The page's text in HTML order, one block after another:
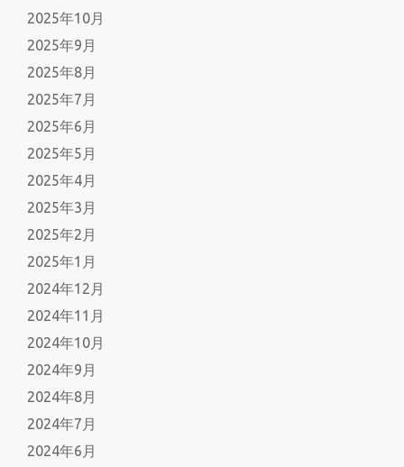
2025年10月
2025年9月
2025年8月
2025年7月
2025年6月
2025年5月
2025年4月
2025年3月
2025年2月
2025年1月
2024年12月
2024年11月
2024年10月
2024年9月
2024年8月
2024年7月
2024年6月